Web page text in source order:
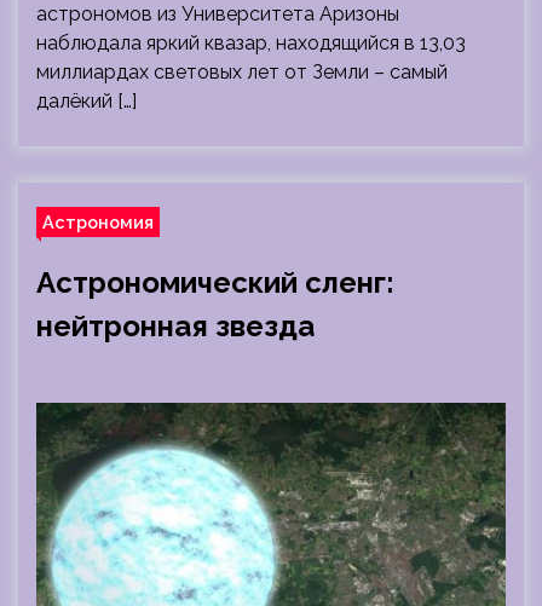
астрономов из Университета Аризоны
наблюдала яркий квазар, находящийся в 13,03
миллиардах световых лет от Земли – самый
далёкий […]
Астрономия
Астрономический сленг:
нейтронная звезда